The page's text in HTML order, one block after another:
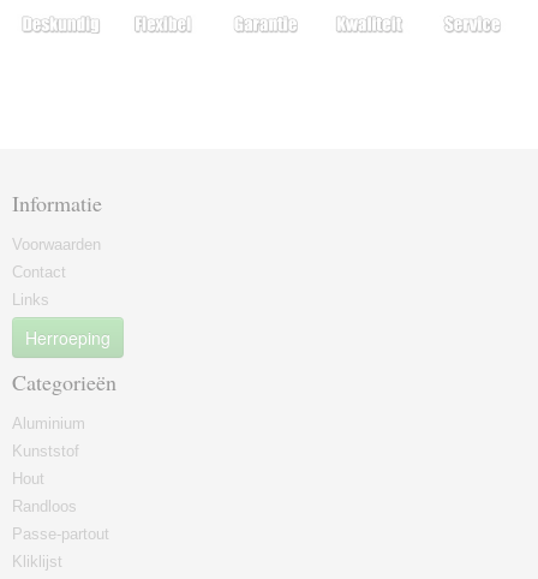
Informatie
Voorwaarden
Contact
Links
Herroeping
Categorieën
Aluminium
Kunststof
Hout
Randloos
Passe-partout
Kliklijst